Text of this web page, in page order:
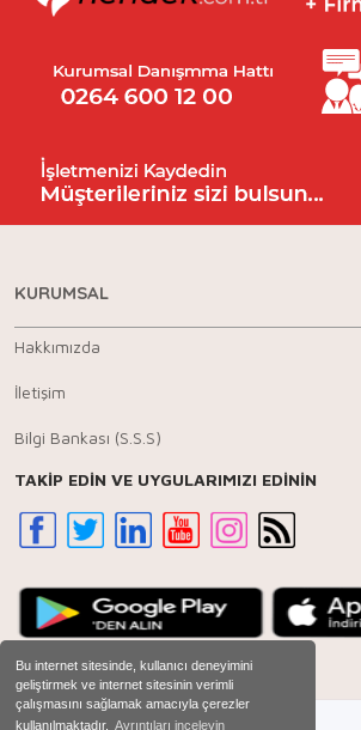
Bu internet sitesinde, kullanıcı deneyimini
geliştirmek ve internet sitesinin verimli
çalışmasını sağlamak amacıyla çerezler
kullanılmaktadır.
Ayrıntıları inceleyin
KURUMSAL
Hakkımızda
İletişim
Bilgi Bankası (S.S.S)
TAKİP EDİN VE UYGULARIMIZI EDİNİN